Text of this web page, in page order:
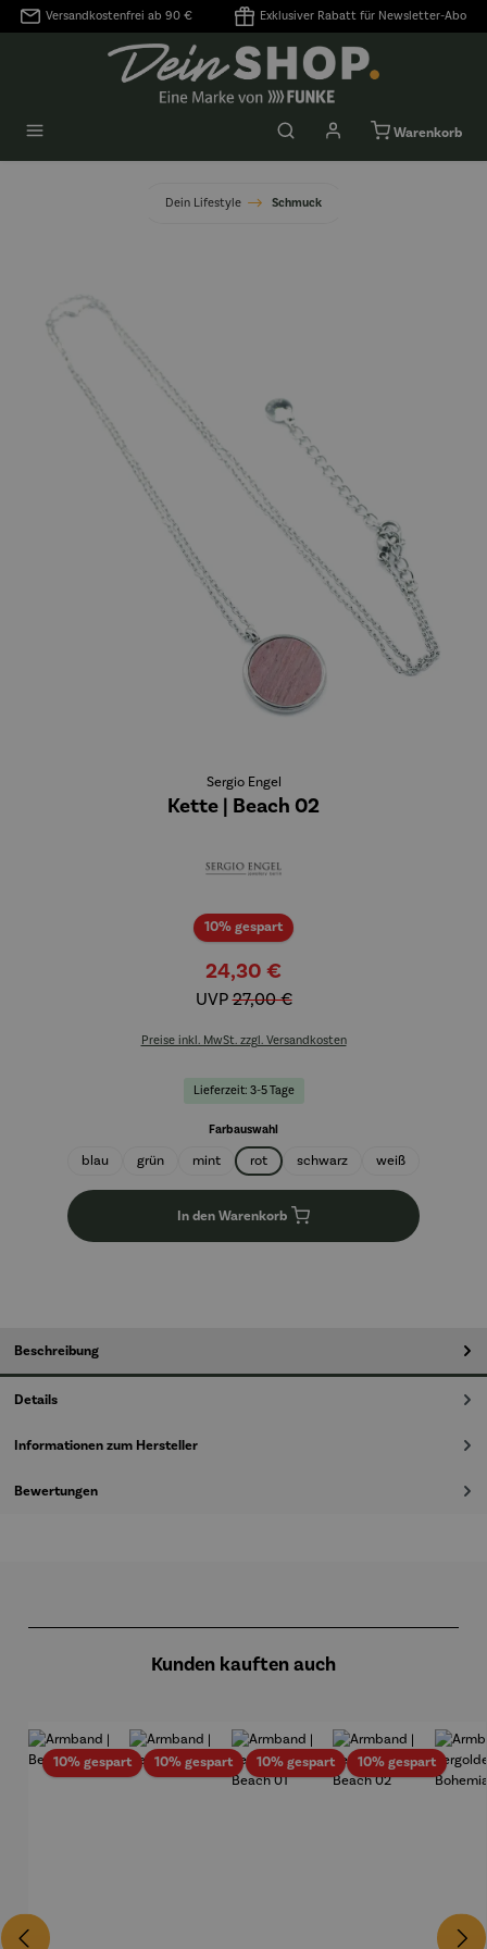
springen
Versandkostenfrei ab 90 € Exklusiver Rabatt für Newsletter-Abo
Warenkorb
Dein Lifestyle Schmuck
Sergio Engel
Kette | Beach 02
10% gespartRabatt
24,30 €
UVP27,00 €
Preise inkl. MwSt. zzgl. Versandkosten
Lieferzeit: 3-5 Tage
Farbauswahl
blau grün mint rot schwarz weiß
In den Warenkorb
Beschreibung
Details
Informationen zum Hersteller
Bewertungen
Kunden kauften auch
10% gespartRabatt10% gespartRabatt10% gespartRabatt10% gespartRabatt